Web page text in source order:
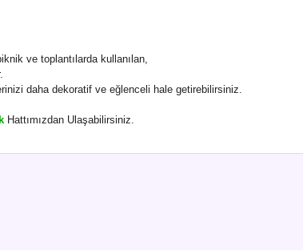
ve toplantılarda kullanılan,
daha dekoratif ve eğlenceli hale getirebilirsiniz.
Hattımızdan Ulaşabilirsiniz.